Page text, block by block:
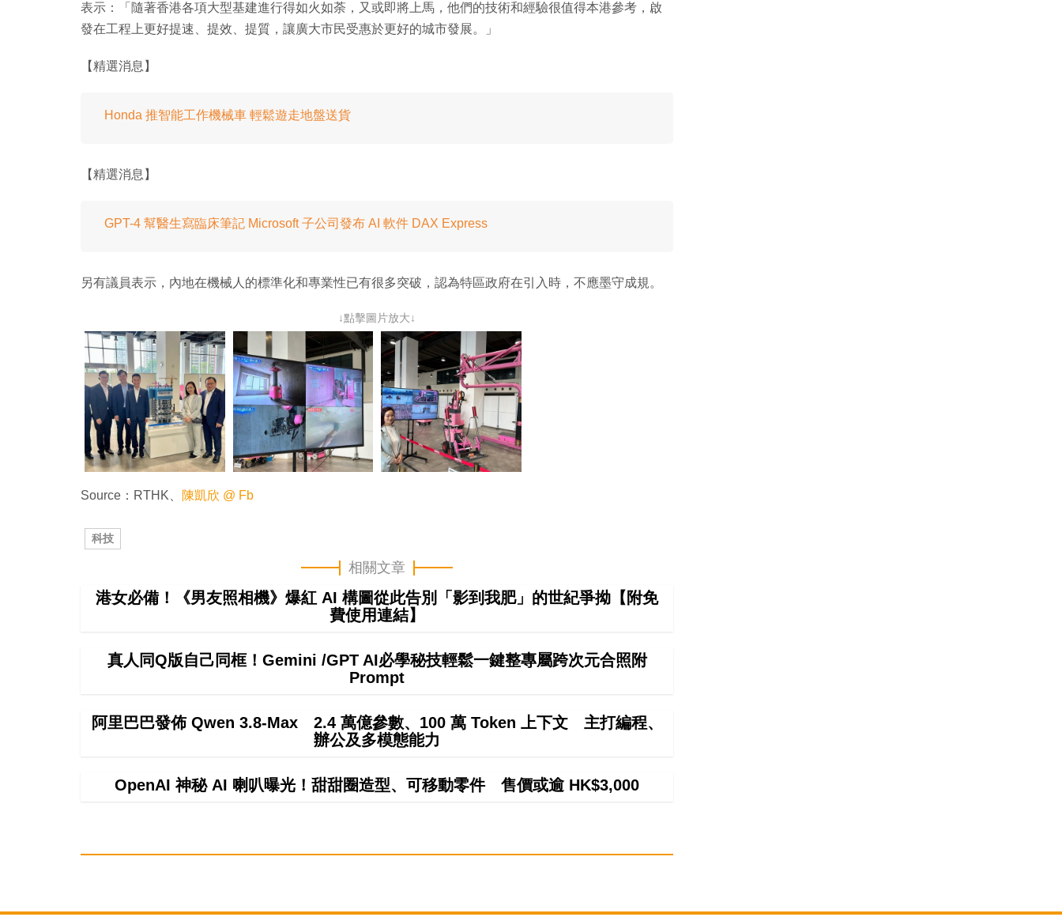
表示：「隨著香港各項大型基建進行得如火如荼，又或即將上馬，他們的技術和經驗很值得本港參考，啟
發在工程上更好提速、提效、提質，讓廣大市民受惠於更好的城市發展。」
【精選消息】
Honda 推智能工作機械車 輕鬆遊走地盤送貨
【精選消息】
GPT-4 幫醫生寫臨床筆記 Microsoft 子公司發布 AI 軟件 DAX Express
另有議員表示，內地在機械人的標準化和專業性已有很多突破，認為特區政府在引入時，不應墨守成規。
↓點擊圖片放大↓
Source：RTHK、 陳凱欣 @ Fb
科技
相關文章
港女必備！《男友照相機》爆紅 AI 構圖從此告別「影到我肥」的世紀爭拗【附免
費使用連結】
真人同Q版自己同框！Gemini /GPT AI必學秘技輕鬆一鍵整專屬跨次元合照附
Prompt
阿里巴巴發佈 Qwen 3.8-Max 2.4 萬億參數、100 萬 Token 上下文 主打編程、
辦公及多模態能力
OpenAI 神秘 AI 喇叭曝光！甜甜圈造型、可移動零件 售價或逾 HK$3,000